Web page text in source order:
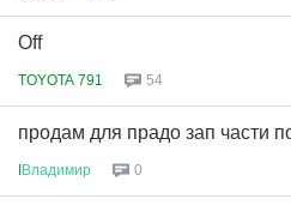
Off
TOYOTA 791 54
продам для прадо зап части
IВладимир 0